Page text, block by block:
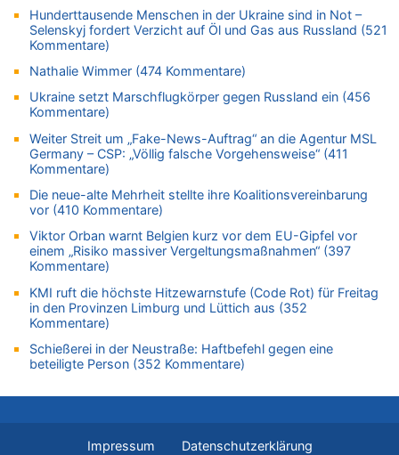
In Belgien missachten zwei von drei Autofahrern das
Tempolimit in 30er-Zonen – Untersuchung von Vias
07.08.2026 - 11:20 von JoKrings zu
In Belgien missachten zwei von drei Autofahrern das
07.08.2026 - 11:15 von Dax zu
07.08.2026 - 11:12 von Frage zu
Wasserstand des Rheins in NRW so niedrig wie noch nie
07.08.2026 - 10:29 von Soso zu
Aachen ab 11. August wieder Mekka des Pferdesports –
Belgien setzt bei Reit-WM auf starke Springreiter
07.08.2026 - 10:23 von Opa zu
In Belgien missachten zwei von drei Autofahrern das
Tempolimit in 30er-Zonen – Untersuchung von Vias
07.08.2026 - 10:05 von Ostbelgien Direkt zu
Soll Belgien Tempolimit auf Autobahnen erhöhen? – In
Tschechien ab 2024 maximal 150 km/h erlaubt
07.08.2026 - 10:05 von N. A. Klar zu
Hunderttausende Menschen in der Ukraine sind in Not –
Selenskyj fordert Verzicht auf Öl und Gas aus Russland (521
Kommentare)
Nathalie Wimmer (474 Kommentare)
Ukraine setzt Marschflugkörper gegen Russland ein (456
Kommentare)
Weiter Streit um „Fake-News-Auftrag“ an die Agentur MSL
Germany – CSP: „Völlig falsche Vorgehensweise“ (411
Kommentare)
Die neue-alte Mehrheit stellte ihre Koalitionsvereinbarung
vor (410 Kommentare)
Viktor Orban warnt Belgien kurz vor dem EU-Gipfel vor
einem „Risiko massiver Vergeltungsmaßnahmen“ (397
Kommentare)
KMI ruft die höchste Hitzewarnstufe (Code Rot) für Freitag
in den Provinzen Limburg und Lüttich aus (352
Kommentare)
Schießerei in der Neustraße: Haftbefehl gegen eine
beteiligte Person (352 Kommentare)
Impressum Datenschutzerklärung